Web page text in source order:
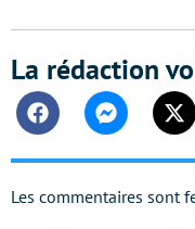
La rédaction
FacebookMessenger
Les commentaires sont